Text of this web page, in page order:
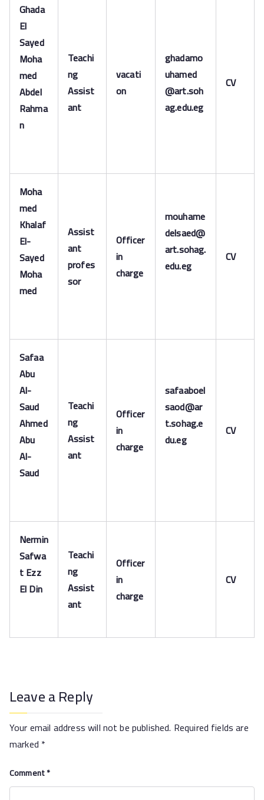
Ghada
El
Sayed
Moha
med
Abdel
Rahma
n
Teachi
ng
Assist
ant
vacati
on
ghadamo
uhamed
@art.soh
ag.edu.eg
CV
Moha
med
Khalaf
El-
Sayed
Moha
med
Assist
ant
profes
sor
Officer
in
charge
mouhame
delsaed@
art.sohag.
edu.eg
CV
Safaa
Abu
Al-
Saud
Ahmed
Abu
Al-
Saud
Teachi
ng
Assist
ant
Officer
in
charge
safaaboel
saod@ar
t.sohag.e
du.eg
CV
Nermin
Safwa
t Ezz
El Din
Teachi
ng
Assist
ant
Officer
in
charge
CV
Leave a Reply
Your email address will not be published. Required fields are
marked *
Comment*